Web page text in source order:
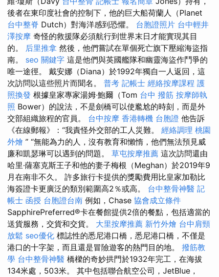
後者在東印度社會的控制下，他的巨大船荷蘭人（Planet
台中整脊 Dutch）對海洋感到恐懼。 台胞證照片 台中輕井
澤按摩 奇怪的救援隊必須航行到世界末日才能實現其目
的。 后里推拿 然後，他們嘗試在單個死亡旗下壓縮海盜指
南。 seo 關鍵字 這是他們與英國艦隊和幽靈海盜作鬥爭的
唯一途徑。 戴安娜（Diana）於1992年獨自一人返回，這
次訪問以這些照片而聞名。 普考 記帳士 經絡按摩課程 護
照換發 根據皇家專家湯姆·鮑爾（Tom 台中 撥筋 按摩師執
照 Bower）的說法，不是劍橋可以使尷尬的時刻，而是外
交部組織旅程的官員。 台中按摩 香港轉機 台胞證 他告訴
《在線郵報》：“我責怪外交部的工人災難。 經絡調理 桃園
外燴 ” “無能為力的人，沒有教育和懶惰，他們無法預見威
廉和凱瑟琳可以遇到的問題。 草屯按摩推薦 這次訪問還由
哈里·薩塞克斯王子和他的妻子梅根（Meghan）於2019年9
月在南非不久。 許多旅行卡提供的獎勵費用比皇家加勒比
海簽證卡更廣泛的類別範圍高2％或高。 台中整骨神醫 記
帳士 函授 台胞證台南 例如，Chase 協會成立條件
SapphirePreferred®卡在餐館提供2倍的餐點，包括適當的
送貨服務，交貨和交貨。 大里按摩推薦 新竹外燴 台中肩頸
放鬆 seo優化 標誌性的悉尼港口橋，悉尼港口橋，不僅是
港口的十字架，而且還是冒險遊客的熱門目的地。 撥筋教
學 台中整骨神醫 橋樑的奇妙拱門於1932年完工，在海拔
134米處，503米。 其中包括聯合航空公司，JetBlue，